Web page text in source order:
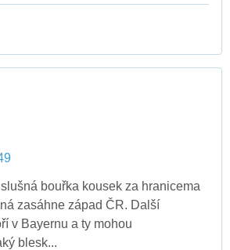
bouřka kousek za hranicema
zasáhne západ ČR. Další
v Bayernu a ty mohou
blesk...